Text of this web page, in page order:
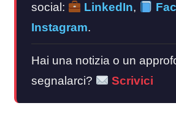
social:
LinkedIn,
Instagram.
Hai una notizia o un
segnalarci?
Scrivici